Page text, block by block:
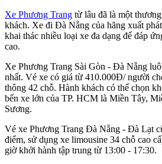
Xe Phương Trang từ lâu đã là một
khách. Xe đi Đà Nẵng của hãng xuất
khai thác nhiều loại xe đa dạng để đáp
cao.
Xe Phương Trang Sài Gòn - Đà Nẵng
nhất. Vé xe có giá từ 410.000Đ/ người
thông 42 chỗ. Hành khách có thể chọn
bến xe lớn của TP. HCM là Miền Tây,
Sương.
Vé xe Phương Trang Đà Nẵng - Đà Lạt
điểm, sử dụng xe limousine 34 chỗ cao
giờ khởi hành tập trung từ 13:00 - 17:30.